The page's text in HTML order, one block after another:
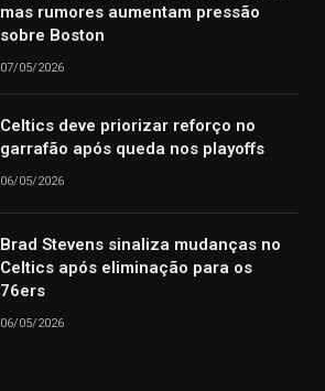
mas rumores aumentam pressão
sobre Boston
07/05/2026
Celtics deve priorizar reforço no
garrafão após queda nos playoffs
06/05/2026
Brad Stevens sinaliza mudanças no
Celtics após eliminação para os
76ers
06/05/2026